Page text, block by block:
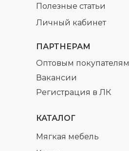
ПАРТНЕРАМ
Регистрация в ЛК
Оптовым покупателям
Вакансии
КАТАЛОГ
Мягкая мебель
Полезные статьи
Личный кабинет